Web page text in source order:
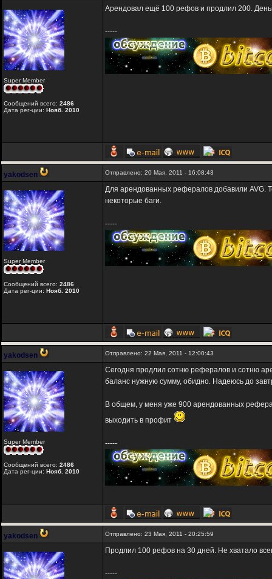
Super Member
Сообщений всего: 2486
Дата рег-ции: Нояб. 2010
Арендовал ещё 100 рефов и продлил 200.
-----
yakodsen Отправлено: 20 Мая, 2011 - 16:08:43
Super Member
Сообщений всего: 2486
Дата рег-ции: Нояб. 2010
Для арендованных рефералов добавили AVG.
некоторые баги.
-----
yakodsen Отправлено: 22 Мая, 2011 - 12:00:43
Super Member
Сообщений всего: 2486
Дата рег-ции: Нояб. 2010
Сегодня продлил сотню рефералов и сотню
баланс нужную сумму, обидно. Надеюсь до
В общем, у меня уже 900 арендованных
выходить в профит
-----
yakodsen Отправлено: 23 Мая, 2011 - 20:25:59
Продлил 100 рефов на 30 дней. Не хватало
-----